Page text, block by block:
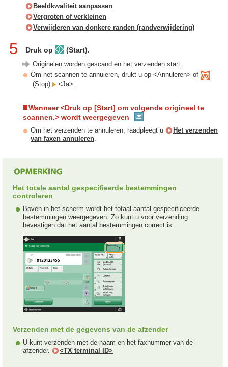
Beeldkwaliteit aanpassen
Vergroten of verkleinen
Verwijderen van donkere randen (randverwijdering)
5 Druk op (Start).
Originelen worden gescand en het verzenden start.
Om het scannen te annuleren, drukt u op <Annuleren> of
(Stop)
<Ja>.
Wanneer <Druk op [Start] om volgende origineel te
scannen.> wordt weergegeven
Om het verzenden te annuleren, raadpleegt u
Het verzenden
van faxen annuleren.
Het totale aantal gespecifieerde bestemmingen
controleren
Boven in het scherm wordt het totaal aantal gespecificeerde
bestemmingen weergegeven. Zo kunt u voor verzending
bevestigen dat het aantal bestemmingen correct is.
Verzenden met de gegevens van de afzender
U kunt verzenden met de naam en het faxnummer van de
afzender.
<TX terminal ID>